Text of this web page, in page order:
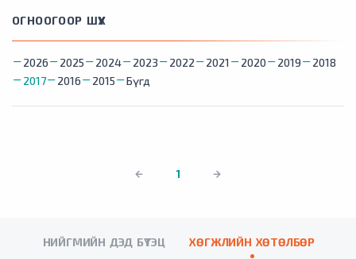
ОГНООГООР ШҮҮХ
2026 2025 2024 2023 2022 2021 2020 2019
2018
2017
2016 2015 Бүгд
1
НИЙГМИЙН ДЭД БҮТЭЦ ХӨГЖЛИЙН ХӨТӨЛБӨР